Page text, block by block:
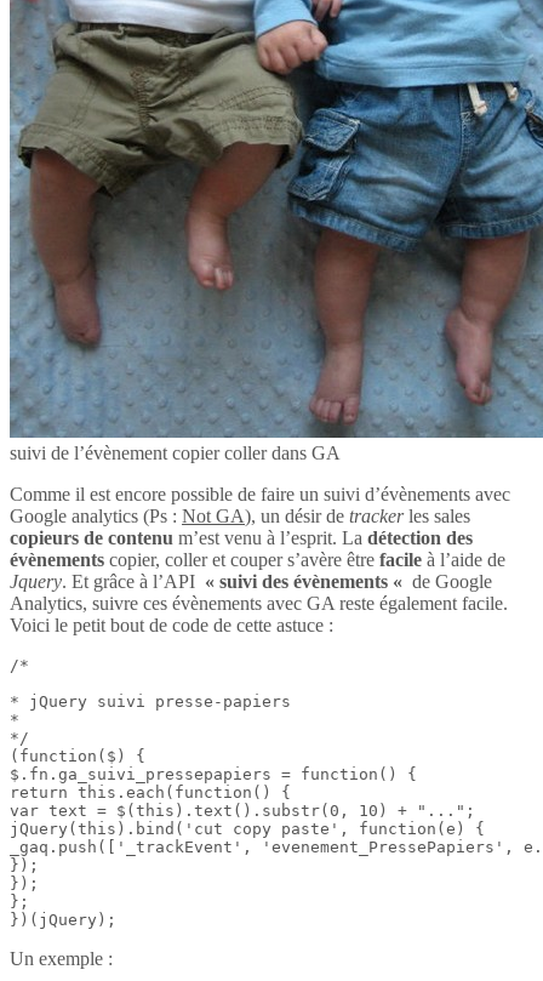
suivi de l’évènement copier coller dans GA
Comme il est encore possible de faire un suivi d’évènements avec
Google analytics (Ps : Not GA), un désir de trackerles sales
copieurs de contenu m’est venu à l’esprit. La détection des
évènements copier, coller et couper s’avère être facile à l’aide de
Jquery. Et grâce à l’API « suivi des évènements « de Google
Analytics, suivre ces évènements avec GA reste également facile.
Voici le petit bout de code de cette astuce :
/*
* jQuery suivi presse-papiers
*
*/
(function($) {
$.fn.ga_suivi_pressepapiers = function() {
return this.each(function() {
var text = $(this).text().substr(0, 10) + "...";
jQuery(this).bind('cut copy paste', function(e) {
_gaq.push(['_trackEvent', 'evenement_PressePapiers',
});
});
};
})(jQuery);
Un exemple :